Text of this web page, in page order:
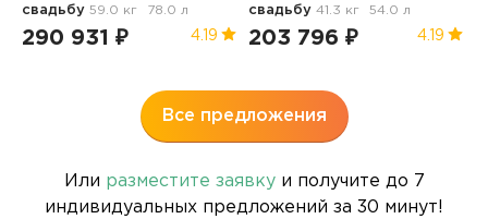
свадьбу 59.0 кг 78.0 л
290 931 ₽ 4.19
свадьбу 41.3 кг 54.0 л
203 796 ₽ 4.19
Все предложения
Или разместите заявкуи получите до 7
индивидуальных предложений за 30 минут!